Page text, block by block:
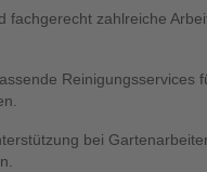
fachgerecht zahlreiche
Reinigungsservices
bei